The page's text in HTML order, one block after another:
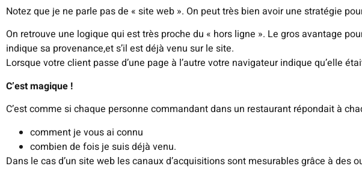
Notez que je ne parle pas de « site web ». On peut très bien avoir une stratégie
On retrouve une logique qui est très proche du « hors ligne ». Le gros avantage
indique sa provenance,et s’il est déjà venu sur le site.
Lorsque votre client passe d’une page à l’autre votre navigateur indique qu’elle
C’est magique !
C’est comme si chaque personne commandant dans un restaurant répondait à
comment je vous ai connu
combien de fois je suis déjà venu.
Dans le cas d’un site web les canaux d’acquisitions sont mesurables grâce à des